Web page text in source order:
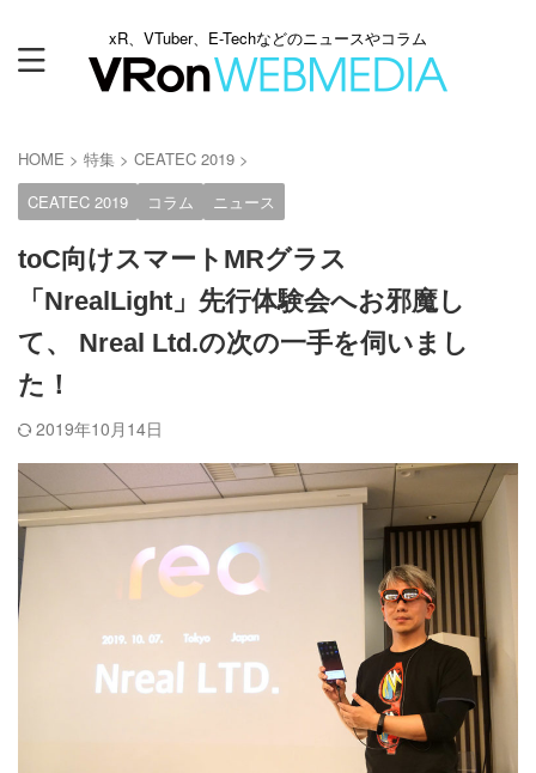
xR、VTuber、E-Techなどのニュースやコラム
HOME > 特集 > CEATEC 2019 >
CEATEC 2019
コラム ニュース
toC向けスマートMRグラス
「NrealLight」先行体験会へお邪魔し
て、 Nreal Ltd.の次の一手を伺いまし
た！
2019年10月14日